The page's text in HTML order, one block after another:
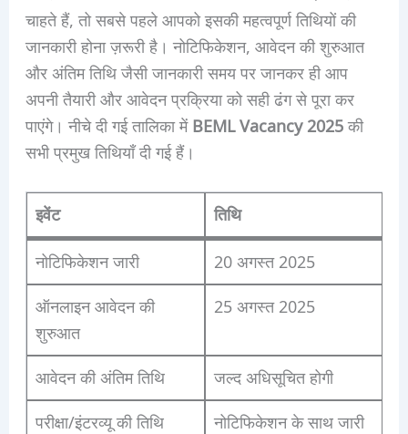
चाहते हैं, तो सबसे पहले आपको इसकी महत्वपूर्ण तिथियों की
जानकारी होना ज़रूरी है। नोटिफिकेशन, आवेदन की शुरुआत
और अंतिम तिथि जैसी जानकारी समय पर जानकर ही आप
अपनी तैयारी और आवेदन प्रक्रिया को सही ढंग से पूरा कर
पाएंगे। नीचे दी गई तालिका मेंBEML Vacancy 2025की
सभी प्रमुख तिथियाँ दी गई हैं।
इवेंट तिथि
नोटिफिकेशन जारी 20 अगस्त 2025
ऑनलाइन आवेदन की
शुरुआत
25 अगस्त 2025
आवेदन की अंतिम तिथि जल्द अधिसूचित होगी
परीक्षा/इंटरव्यू की तिथि
नोटिफिकेशन के साथ जारी